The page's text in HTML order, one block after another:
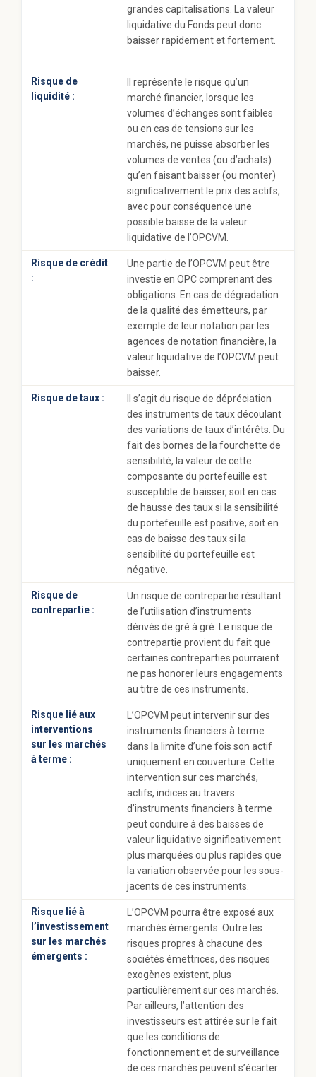
grandes capitalisations. La valeur
liquidative du Fonds peut donc
baisser rapidement et fortement.
Risque de
liquidité :
Il représente le risque qu’un
marché financier, lorsque les
volumes d’échanges sont faibles
ou en cas de tensions sur les
marchés, ne puisse absorber les
volumes de ventes (ou d’achats)
qu’en faisant baisser (ou monter)
significativement le prix des actifs,
avec pour conséquence une
possible baisse de la valeur
liquidative de l’OPCVM.
Risque de crédit
:
Une partie de l’OPCVM peut être
investie en OPC comprenant des
obligations. En cas de dégradation
de la qualité des émetteurs, par
exemple de leur notation par les
agences de notation financière, la
valeur liquidative de l’OPCVM peut
baisser.
Risque de taux :
Il s’agit du risque de dépréciation
des instruments de taux découlant
des variations de taux d’intérêts. Du
fait des bornes de la fourchette de
sensibilité, la valeur de cette
composante du portefeuille est
susceptible de baisser, soit en cas
de hausse des taux si la sensibilité
du portefeuille est positive, soit en
cas de baisse des taux si la
sensibilité du portefeuille est
négative.
Risque de
contrepartie :
Un risque de contrepartie résultant
de l’utilisation d’instruments
dérivés de gré à gré. Le risque de
contrepartie provient du fait que
certaines contreparties pourraient
ne pas honorer leurs engagements
au titre de ces instruments.
Risque lié aux
interventions
sur les marchés
à terme :
L’OPCVM peut intervenir sur des
instruments financiers à terme
dans la limite d’une fois son actif
uniquement en couverture. Cette
intervention sur ces marchés,
actifs, indices au travers
d’instruments financiers à terme
peut conduire à des baisses de
valeur liquidative significativement
plus marquées ou plus rapides que
la variation observée pour les sous-
jacents de ces instruments.
Risque lié à
l’investissement
sur les marchés
émergents :
L’OPCVM pourra être exposé aux
marchés émergents. Outre les
risques propres à chacune des
sociétés émettrices, des risques
exogènes existent, plus
particulièrement sur ces marchés.
Par ailleurs, l’attention des
investisseurs est attirée sur le fait
que les conditions de
fonctionnement et de surveillance
de ces marchés peuvent s’écarter